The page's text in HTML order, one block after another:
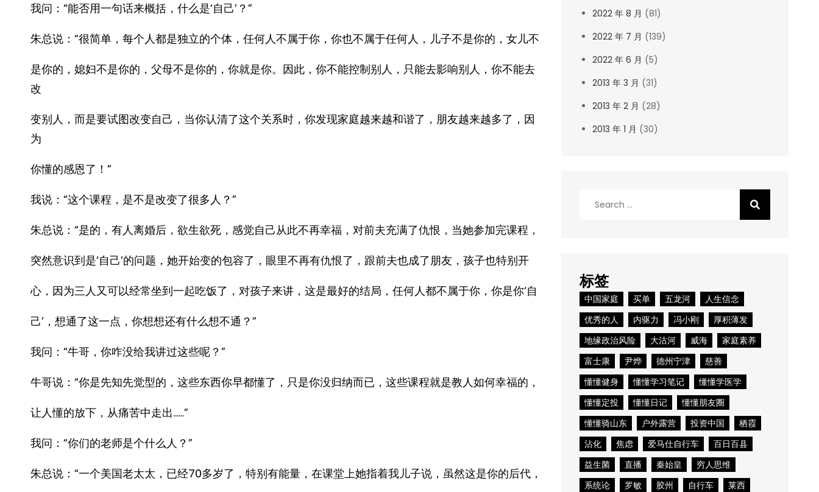
我问：“能否用一句话来概括，什么是‘自己’？”
朱总说：“很简单，每个人都是独立的个体，任何人不属于你，你也不属于任何人，儿子不是你的，女儿不
是你的，媳妇不是你的，父母不是你的，你就是你。因此，你不能控制别人，只能去影响别人，你不能去
改
变别人，而是要试图改变自己，当你认清了这个关系时，你发现家庭越来越和谐了，朋友越来越多了，因
为
你懂的感恩了！”
我说：“这个课程，是不是改变了很多人？”
朱总说：“是的，有人离婚后，欲生欲死，感觉自己从此不再幸福，对前夫充满了仇恨，当她参加完课程，
突然意识到是‘自己’的问题，她开始变的包容了，眼里不再有仇恨了，跟前夫也成了朋友，孩子也特别开
心，因为三人又可以经常坐到一起吃饭了，对孩子来讲，这是最好的结局，任何人都不属于你，你是你‘自
己’，想通了这一点，你想想还有什么想不通？”
我问：“牛哥，你咋没给我讲过这些呢？”
牛哥说：“你是先知先觉型的，这些东西你早都懂了，只是你没归纳而已，这些课程就是教人如何幸福的，
让人懂的放下，从痛苦中走出……”
我问：“你们的老师是个什么人？”
朱总说：“一个美国老太太，已经70多岁了，特别有能量，在课堂上她指着我儿子说，虽然这是你的后代，
2022 年 8 月 (81)
2022 年 7 月 (139)
2022 年 6 月 (5)
2013 年 3 月 (31)
2013 年 2 月 (28)
2013 年 1 月 (30)
标签
中国家庭 买单 五龙河
人生信念
优秀的人
内驱力 冯小刚
厚积薄发
地缘政治风险
大沽河 威海
家庭素养
富士康
尹烨 德州宁津
慈善
懂懂健身
懂懂学习笔记
懂懂学医学
懂懂定投
懂懂日记
懂懂朋友圈
懂懂骑山东
户外露营 投资中国
栖霞
沾化
焦虑 爱马仕自行车
百日百县
益生菌
直播 秦始皇
穷人思维
系统论
罗敏 胶州 自行车
莱西